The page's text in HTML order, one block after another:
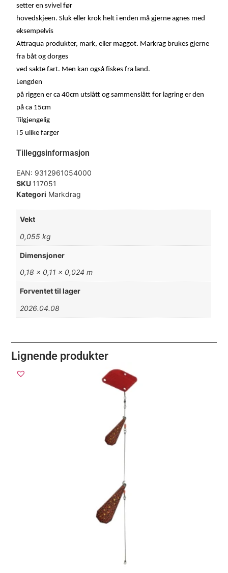
setter en svivel før
hovedskjeen. Sluk eller krok helt i enden må gjerne agnes med
eksempelvis
Attraqua produkter, mark, eller maggot. Markrag brukes gjerne
fra båt og dorges
ved sakte fart. Men kan også fiskes fra land.
Lengden
på riggen er ca 40cm utslått og sammenslått for lagring er den
på ca 15cm
Tilgjengelig
i 5 ulike farger
Tilleggsinformasjon
EAN: 9312961054000
SKU 117051
Kategori Markdrag
Vekt
0,055 kg
Dimensjoner
0,18 × 0,11 × 0,024 m
Forventet til lager
2026.04.08
Lignende produkter